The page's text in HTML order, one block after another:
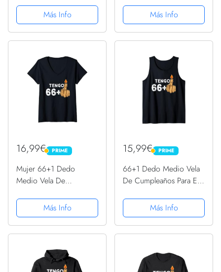
CamisetaMás Info
Sudadera con Capucha
Más Info
16,99€ PRIME
PRIME
Mujer 66+1 Dedo
Medio Vela De
Cumpleaños Camiseta
Cuello V
Más Info
15,99€ PRIME
PRIME
66+1 Dedo Medio Vela
De Cumpleaños Para El
Camiseta sin Mangas
Más Info